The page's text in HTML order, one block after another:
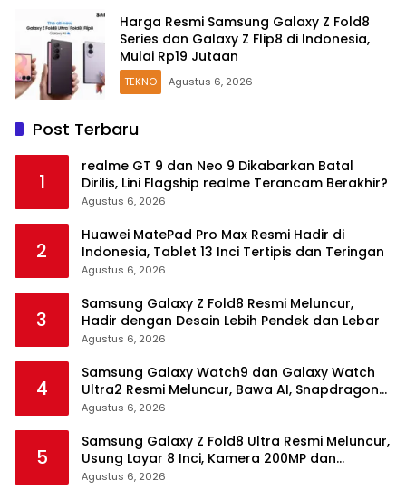
Harga Resmi Samsung Galaxy Z Fold8
Series dan Galaxy Z Flip8 di Indonesia,
Mulai Rp19 Jutaan
TEKNO Agustus 6, 2026
Post Terbaru
1
realme GT 9 dan Neo 9 Dikabarkan Batal
Dirilis, Lini Flagship realme Terancam Berakhir?
Agustus 6, 2026
2
Huawei MatePad Pro Max Resmi Hadir di
Indonesia, Tablet 13 Inci Tertipis dan Teringan
Agustus 6, 2026
3
Samsung Galaxy Z Fold8 Resmi Meluncur,
Hadir dengan Desain Lebih Pendek dan Lebar
Agustus 6, 2026
4
Samsung Galaxy Watch9 dan Galaxy Watch
Ultra2 Resmi Meluncur, Bawa AI, Snapdragon
Wear Elite, dan Fitur Kesehatan Baru
Agustus 6, 2026
5
Samsung Galaxy Z Fold8 Ultra Resmi Meluncur,
Usung Layar 8 Inci, Kamera 200MP dan
Snapdragon 8 Elite Gen 5
Agustus 6, 2026